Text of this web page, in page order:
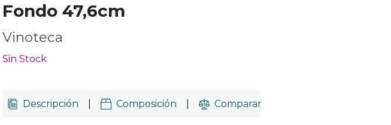
Fondo 47,6cm
Vinoteca
Sin Stock
Descripción Composición Comparar